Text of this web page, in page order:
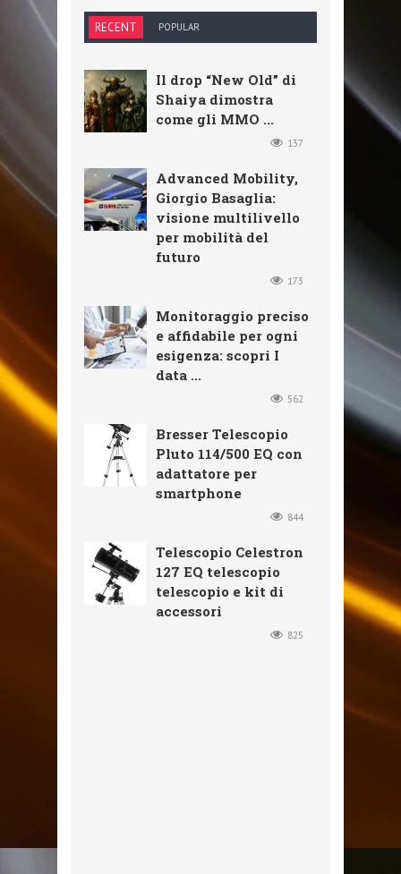
RECENT POPULAR
Il drop “New Old” di
Shaiya dimostra
come gli MMO ...
137
Advanced Mobility,
Giorgio Basaglia:
visione multilivello
per mobilità del
futuro
173
Monitoraggio preciso
e affidabile per ogni
esigenza: scopri I
data ...
562
Bresser Telescopio
Pluto 114/500 EQ con
adattatore per
smartphone
844
Telescopio Celestron
127 EQ telescopio
telescopio e kit di
accessori
825